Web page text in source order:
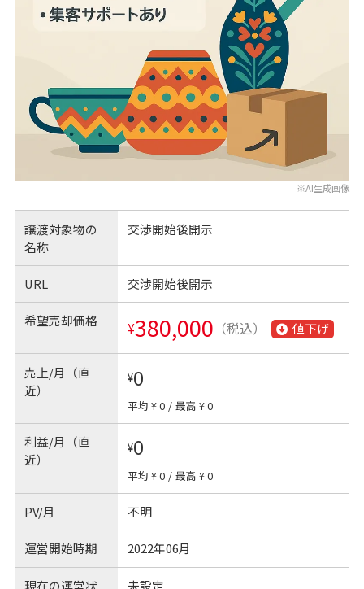
※AI生成画像
譲渡対象物の
名称
交渉開始後開示
URL 交渉開始後開示
希望売却価格 ¥380,000 （税込） 値下げ
売上/月（直
近）
¥0
平均 ¥ 0 / 最高 ¥ 0
利益/月（直
近）
¥0
平均 ¥ 0 / 最高 ¥ 0
PV/月 不明
運営開始時期 2022年06月
現在の運営状
未設定